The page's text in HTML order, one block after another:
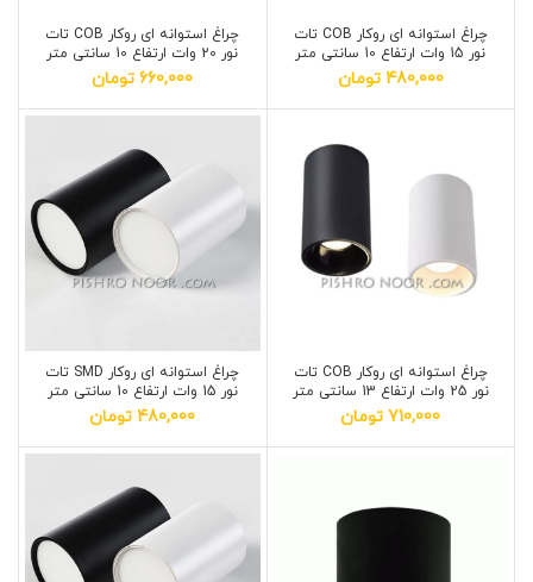
چراغ استوانه ای روکار COB تات
نور 15 وات ارتفاع 10 سانتی متر
480,000 تومان
چراغ استوانه ای روکار COB تات
نور 20 وات ارتفاع 10 سانتی متر
660,000 تومان
چراغ استوانه ای روکار COB تات
نور 25 وات ارتفاع 13 سانتی متر
710,000 تومان
چراغ استوانه ای روکار SMD تات
نور 15 وات ارتفاع 10 سانتی متر
480,000 تومان